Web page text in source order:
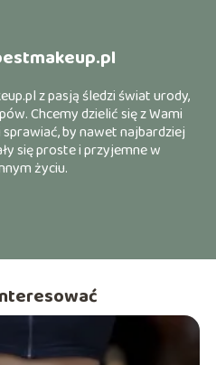
z pasją śledzi świat urody,
Chcemy dzielić się z Wami
by nawet najbardziej
się proste i przyjemne w
życiu.